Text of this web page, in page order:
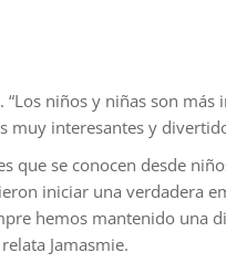
“Los niños y niñas son
muy interesantes y
que se conocen desde
iniciar una verdadera
hemos mantenido una
Jamasmie.